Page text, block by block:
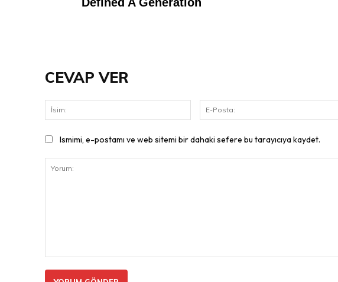
CEVAP VER
İsim:
Ismimi, e-postamı ve web sitemi bir dahaki sefere bu tarayıcıya kaydet.